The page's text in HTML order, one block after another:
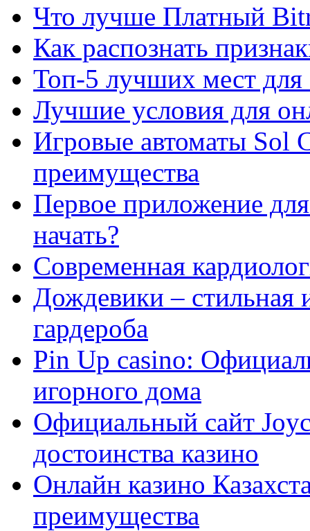
Что лучше Платный
Как распознать
Топ-5 лучших мест для
Лучшие условия для
Игровые автоматы Sol
преимущества
Первое приложение
начать?
Современная
Дождевики – стильная
гардероба
Pin Up casino:
игорного дома
Официальный сайт
достоинства казино
Онлайн казино
преимущества